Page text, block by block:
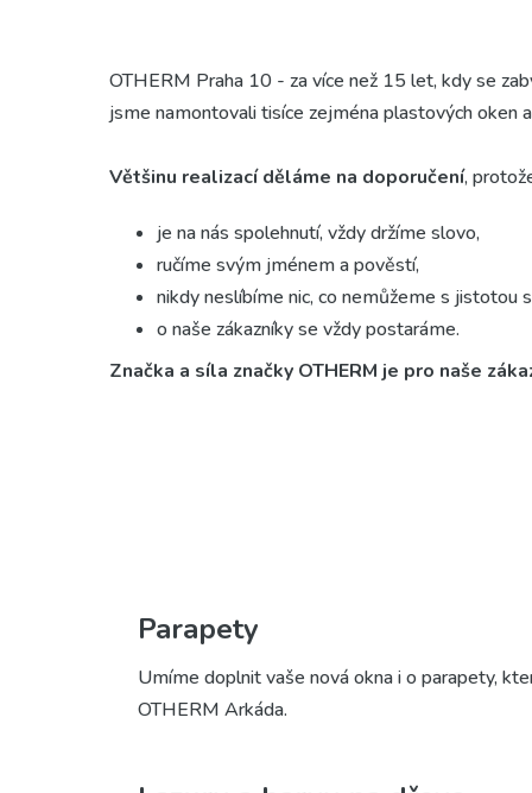
OTHERM Praha 10 - za více než 15 let, kdy se
jsme namontovali tisíce zejména plastových oken
Většinu realizací děláme na doporučení,
je na nás spolehnutí, vždy držíme slovo,
ručíme svým jménem a pověstí,
nikdy neslíbíme nic, co nemůžeme s jistotou
o naše zákazníky se vždy postaráme.
Značka a síla značky OTHERM je pro naše
Parapety
Umíme doplnit vaše nová okna i o parapety,
OTHERM Arkáda.